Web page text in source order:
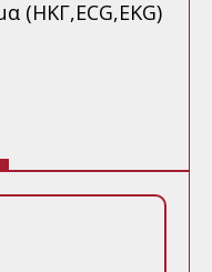
(ΗΚΓ,ECG,EKG)